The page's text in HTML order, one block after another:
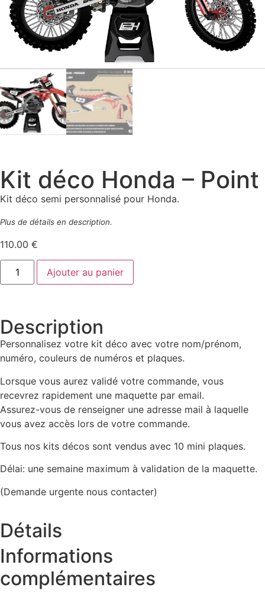
Kit déco Honda – Point
Kit déco semi personnalisé pour Honda.
Plus de détails en description.
110.00 €
Ajouter au panier
Description
Personnalisez votre kit déco avec votre nom/prénom,
numéro, couleurs de numéros et plaques.
Lorsque vous aurez validé votre commande, vous
recevrez rapidement une maquette par email.
Assurez-vous de renseigner une adresse mail à laquelle
vous avez accès lors de votre commande.
Tous nos kits décos sont vendus avec 10 mini plaques.
Délai: une semaine maximum à validation de la maquette.
(Demande urgente nous contacter)
Détails
Informations
complémentaires